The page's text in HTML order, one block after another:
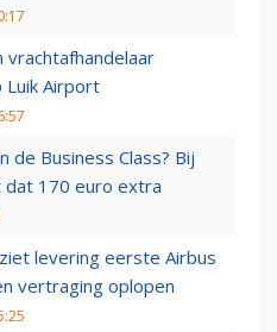
vrachtafhandelaar
Luik Airport
de Business Class? Bij
dat 170 euro extra
levering eerste Airbus
vertraging oplopen